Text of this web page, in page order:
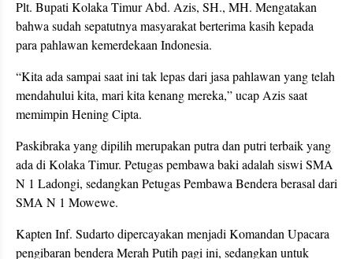
Plt. Bupati Kolaka Timur Abd. Azis, SH., MH. Mengatakan
bahwa sudah sepatutnya masyarakat berterima kasih kepada
para pahlawan kemerdekaan Indonesia.
“Kita ada sampai saat ini tak lepas dari jasa pahlawan yang telah
mendahului kita, mari kita kenang mereka,” ucap Azis saat
memimpin Hening Cipta.
Paskibraka yang dipilih merupakan putra dan putri terbaik yang
ada di Kolaka Timur. Petugas pembawa baki adalah siswi SMA
N 1 Ladongi, sedangkan Petugas Pembawa Bendera berasal dari
SMA N 1 Mowewe.
Kapten Inf. Sudarto dipercayakan menjadi Komandan Upacara
pengibaran bendera Merah Putih pagi ini, sedangkan untuk